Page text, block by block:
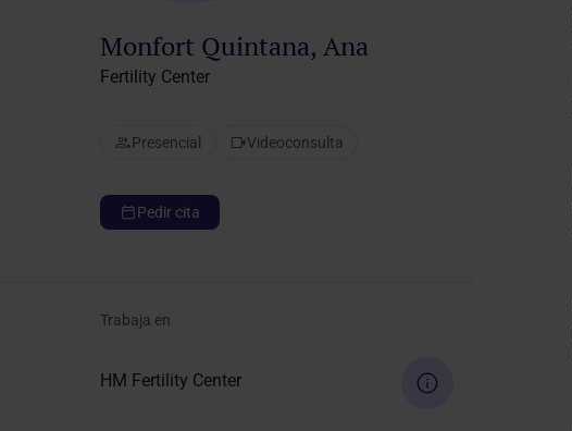
Monfort Quintana, Ana
Fertility Center
Presencial Videoconsulta
Pedir cita
Trabaja en
HM Fertility Center